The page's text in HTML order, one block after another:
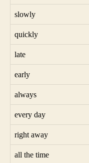
slowly
quickly
late
early
always
every day
right away
all the time